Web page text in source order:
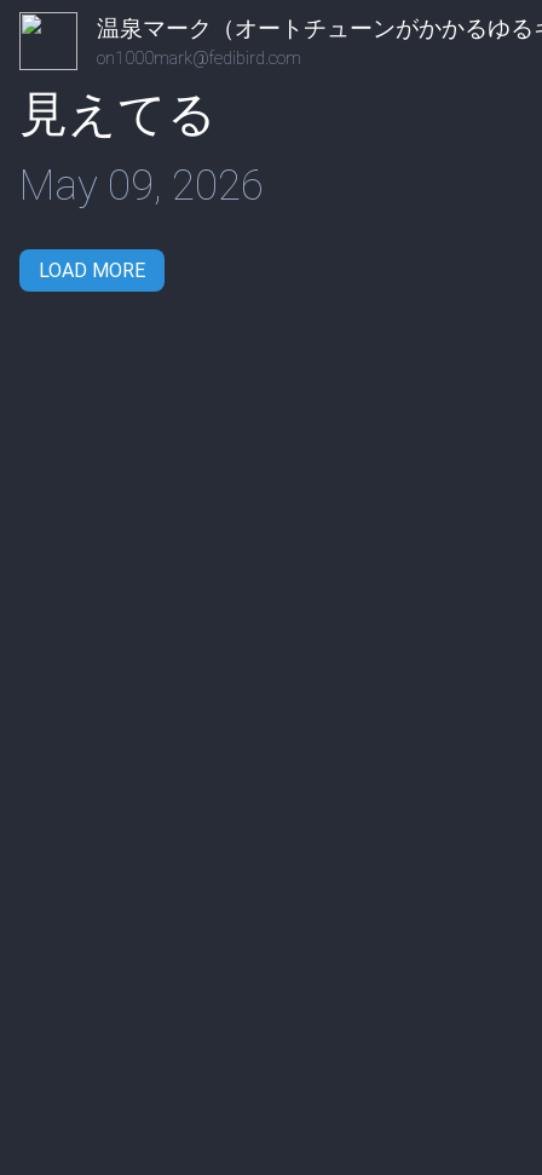
温泉マーク（オートチューンがかかるゆる
on1000mark@fedibird.com
見えてる
May 09, 2026
LOAD MORE